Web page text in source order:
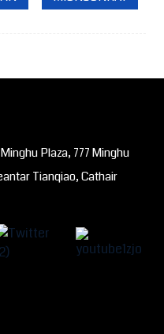
Plaza, 777 Minghu
Tianqiao, Cathair